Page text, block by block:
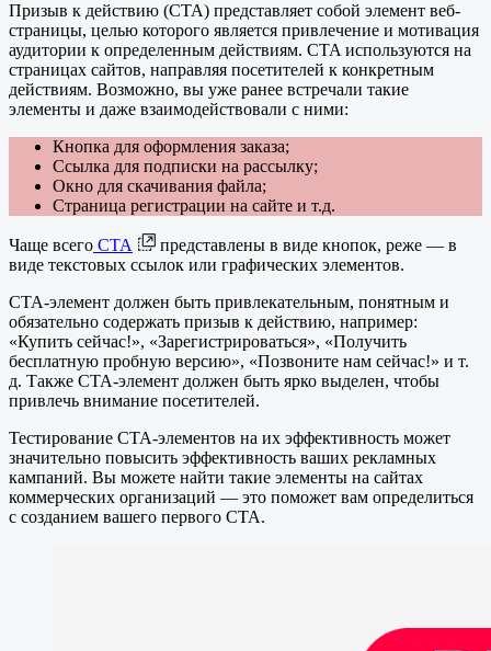
Призыв к действию (CTA) представляет собой элемент веб-
страницы, целью которого является привлечение и мотивация
аудитории к определенным действиям. CTA используются на
страницах сайтов, направляя посетителей к конкретным
действиям. Возможно, вы уже ранее встречали такие
элементы и даже взаимодействовали с ними:
Кнопка для оформления заказа;
Ссылка для подписки на рассылку;
Окно для скачивания файла;
Страница регистрации на сайте и т.д.
Чаще всего CTA
представлены в виде кнопок, реже — в
виде текстовых ссылок или графических элементов.
CTA-элемент должен быть привлекательным, понятным и
обязательно содержать призыв к действию, например:
«Купить сейчас!», «Зарегистрироваться», «Получить
бесплатную пробную версию», «Позвоните нам сейчас!» и т.
д. Также CTA-элемент должен быть ярко выделен, чтобы
привлечь внимание посетителей.
Тестирование CTA-элементов на их эффективность может
значительно повысить эффективность ваших рекламных
кампаний. Вы можете найти такие элементы на сайтах
коммерческих организаций — это поможет вам определиться
с созданием вашего первого CTA.